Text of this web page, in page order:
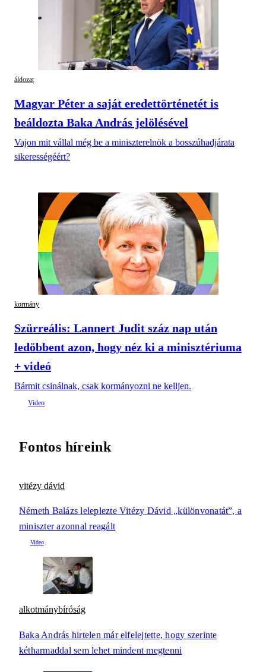
áldozat
Magyar Péter a saját eredettörténetét is
beáldozta Baka András jelölésével
Vajon mit vállal még be a miniszterelnök a bosszúhadjárata
sikerességéért?
kormány
Szürreális: Lannert Judit száz nap után
ledöbbent azon, hogy néz ki a minisztériuma
+ videó
Bármit csinálnak, csak kormányozni ne kelljen.
Fontos híreink
vitézy dávid
Németh Balázs leleplezte Vitézy Dávid „különvonatát”, a
miniszter azonnal reagált
alkotmánybíróság
Baka András hirtelen már elfelejtette, hogy szerinte
kétharmaddal sem lehet mindent megtenni